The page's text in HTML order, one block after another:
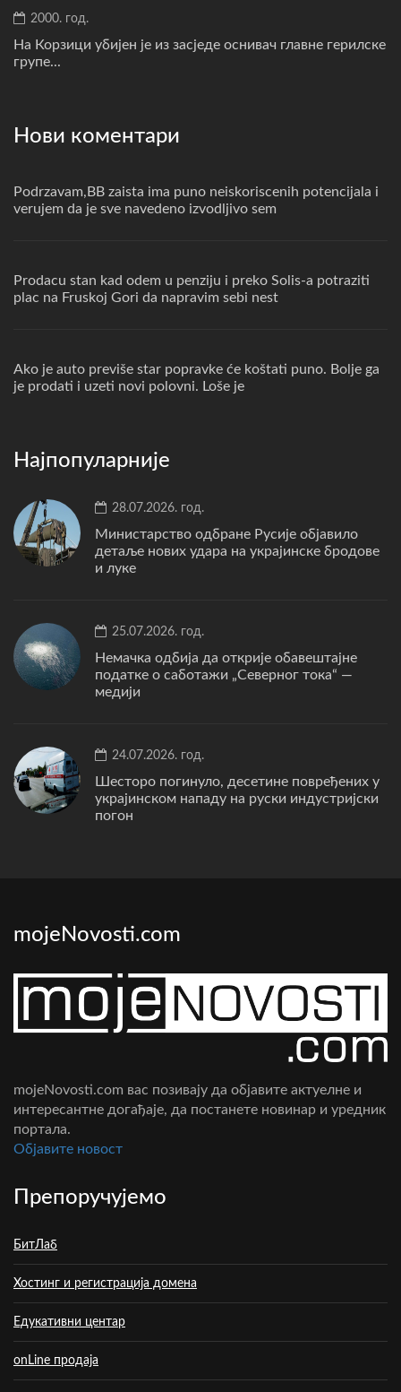
2000. год.
На Корзици убијен је из засједе оснивач главне герилске
групе...
Нови коментари
Podrzavam,BB zaista ima puno neiskoriscenih potencijala i
verujem da je sve navedeno izvodljivo sem
Prodacu stan kad odem u penziju i preko Solis-a potraziti
plac na Fruskoj Gori da napravim sebi nest
Ako je auto previše star popravke će koštati puno. Bolje ga
je prodati i uzeti novi polovni. Loše je
Најпопуларније
28.07.2026. год.
Министарство одбране Русије објавило
детаље нових удара на украјинске бродове
и луке
25.07.2026. год.
Немачка одбија да открије обавештајне
податке о саботажи „Северног тока“ —
медији
24.07.2026. год.
Шесторо погинуло, десетине повређених у
украјинском нападу на руски индустријски
погон
mojeNovosti.com
mojeNovosti.com вас позивају да објавите актуелне и
интересантне догађаје, да постанете новинар и уредник
портала.
Oбјавите новост
Препоручујемо
БитЛаб
Хостинг и регистрација домена
Едукативни центар
onLine продаја